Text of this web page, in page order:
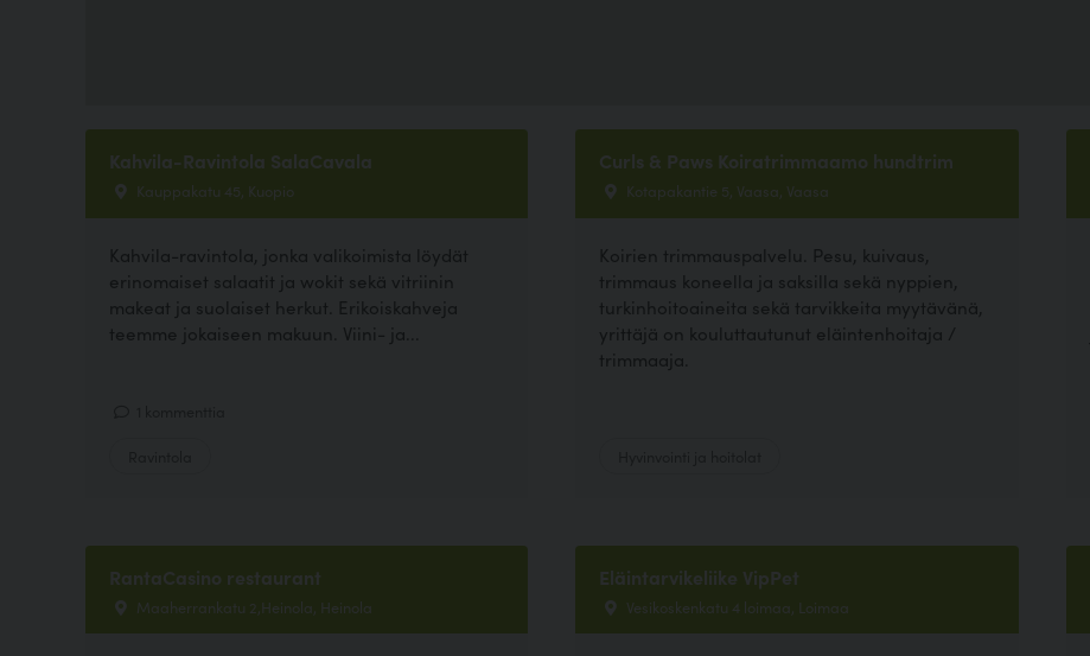
Kahvila-Ravintola SalaCavala
Kauppakatu 45, Kuopio
Kahvila-ravintola, jonka valikoimista löydät
erinomaiset salaatit ja wokit sekä vitriinin
makeat ja suolaiset herkut. Erikoiskahveja
teemme jokaiseen makuun. Viini- ja...
Curls & Paws Koiratrimmaamo hundtrim
Kotapakantie 5, Vaasa, Vaasa
Koirien trimmauspalvelu. Pesu, kuivaus,
trimmaus koneella ja saksilla sekä nyppien,
turkinhoitoaineita sekä tarvikkeita myytävänä,
yrittäjä on kouluttautunut eläintenhoitaja /
trimmaaja.
RantaCasino restaurant
Maaherrankatu 2,Heinola, Heinola
Eläintarvikeliike VipPet
Vesikoskenkatu 4 loimaa, Loimaa